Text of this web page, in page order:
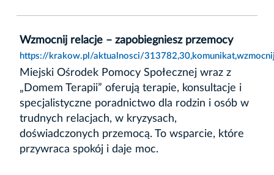
Wzmocnij relacje – zapobiegniesz przemocy
https://krakow.pl/aktualnosci/
Miejski Ośrodek Pomocy Społecznej wraz z
„Domem Terapii” oferują terapie, konsultacje i
specjalistyczne poradnictwo dla rodzin i osób w
trudnych relacjach, w kryzysach,
doświadczonych przemocą. To wsparcie, które
przywraca spokój i daje moc.